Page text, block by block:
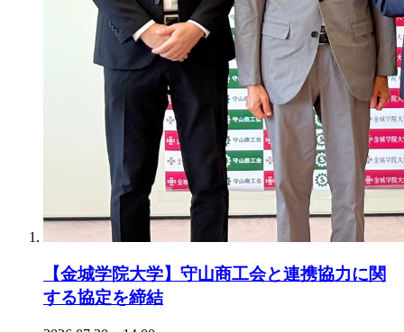
【金城学院大学】守山商工会と連携協力に関
する協定を締結